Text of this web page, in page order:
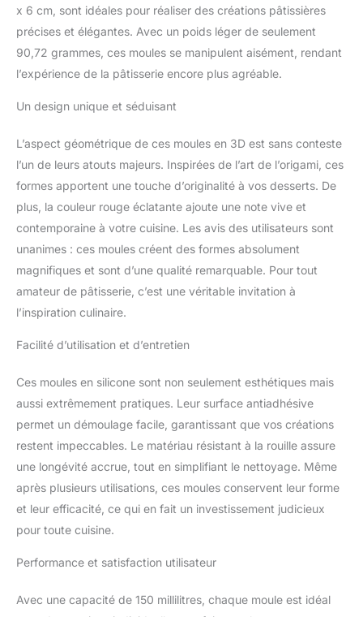
et 1 coffret cadeau Parfait
pour la congélation : vos
finies. Taille du moule : 10
cm x 38 cm x 6 cm.
ml Facile à nettoyer : le
être utilisé dans les
réfrigérateurs,
congélateurs, four,
micro-ondes et lave-
vaisselle. Parfait pour de
nombreuses occasions :
ce mini moule en silicone
pour origami est un
Saint-Valentin, un
impressionner vos
x 6 cm, sont idéales pour réaliser des créations pâtissières
précises et élégantes. Avec un poids léger de seulement
90,72 grammes, ces moules se manipulent aisément, rendant
l’expérience de la pâtisserie encore plus agréable.
Un design unique et séduisant
L’aspect géométrique de ces moules en 3D est sans conteste
l’un de leurs atouts majeurs. Inspirées de l’art de l’origami, ces
formes apportent une touche d’originalité à vos desserts. De
plus, la couleur rouge éclatante ajoute une note vive et
contemporaine à votre cuisine. Les avis des utilisateurs sont
unanimes : ces moules créent des formes absolument
magnifiques et sont d’une qualité remarquable. Pour tout
amateur de pâtisserie, c’est une véritable invitation à
l’inspiration culinaire.
Facilité d’utilisation et d’entretien
Ces moules en silicone sont non seulement esthétiques mais
aussi extrêmement pratiques. Leur surface antiadhésive
permet un démoulage facile, garantissant que vos créations
restent impeccables. Le matériau résistant à la rouille assure
une longévité accrue, tout en simplifiant le nettoyage. Même
après plusieurs utilisations, ces moules conservent leur forme
et leur efficacité, ce qui en fait un investissement judicieux
pour toute cuisine.
Performance et satisfaction utilisateur
Avec une capacité de 150 millilitres, chaque moule est idéal